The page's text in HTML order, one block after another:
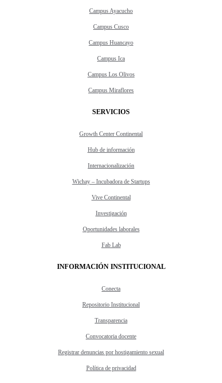
Campus Ayacucho
Campus Cusco
Campus Huancayo
Campus Ica
Campus Los Olivos
Campus Miraflores
SERVICIOS
Growth Center Continental
Hub de información
Internacionalización
Wichay – Incubadora de Startups
Vive Continental
Investigación
Oportunidades laborales
Fab Lab
INFORMACIÓN INSTITUCIONAL
Conecta
Repositorio Institucional
Transparencia
Convocatoria docente
Registrar denuncias por hostigamiento sexual
Política de privacidad